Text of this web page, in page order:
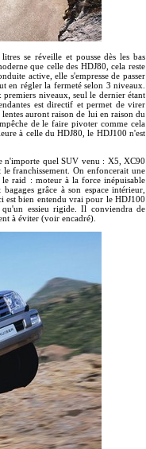
se réveille et pousse dès les bas
que celle des HDJ80, cela reste
active, elle s'empresse de passer
en régler la fermeté selon 3 niveaux.
niveaux, seul le dernier étant
est directif et permet de virer
auront raison de lui en raison du
de le faire pivoter comme cela
à celle du HDJ80, le HDJ100 n'est
n'importe quel SUV venu : X5, XC90
franchissement. On enfoncerait une
raid : moteur à la force inépuisable
grâce à son espace intérieur,
est bien entendu vrai pour le HDJ100
essieu rigide. Il conviendra de
à éviter (voir encadré).